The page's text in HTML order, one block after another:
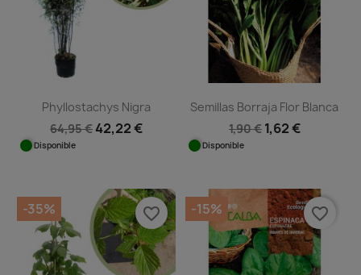
Phyllostachys Nigra
64,95 € 42,22 €
Disponible
Semillas Borraja Flor Blanca
1,90 € 1,62 €
Disponible
-35% favorite_border -15% favorite_border